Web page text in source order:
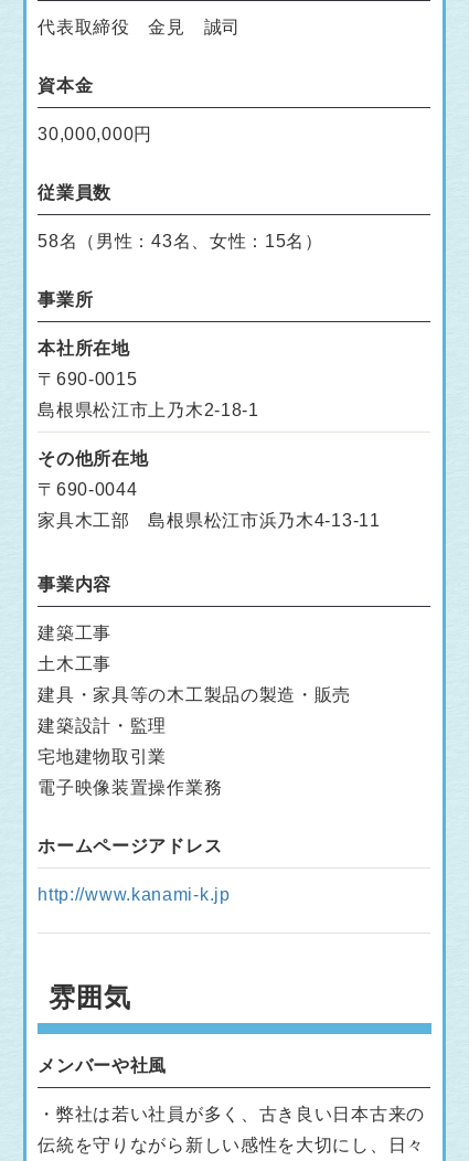
代表取締役 金見 誠司
資本金
30,000,000円
従業員数
58名（男性：43名、女性：15名）
事業所
本社所在地
〒690-0015
島根県松江市上乃木2-18-1
その他所在地
〒690-0044
家具木工部 島根県松江市浜乃木4-13-11
事業内容
建築工事
土木工事
建具・家具等の木工製品の製造・販売
建築設計・監理
宅地建物取引業
電子映像装置操作業務
ホームページアドレス
http://www.kanami-k.jp
雰囲気
メンバーや社風
・弊社は若い社員が多く、古き良い日本古来の
伝統を守りながら新しい感性を大切にし、日々